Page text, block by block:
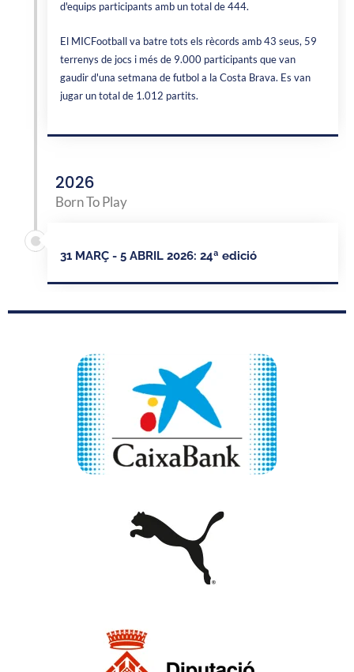
d'equips participants amb un total de 444.
El MICFootball va batre tots els rècords amb 43 seus, 59
terrenys de jocs i més de 9.000 participants que van
gaudir d'una setmana de futbol a la Costa Brava. Es van
jugar un total de 1.012 partits.
2026
Born To Play
31 MARÇ - 5 ABRIL 2026: 24ª edició